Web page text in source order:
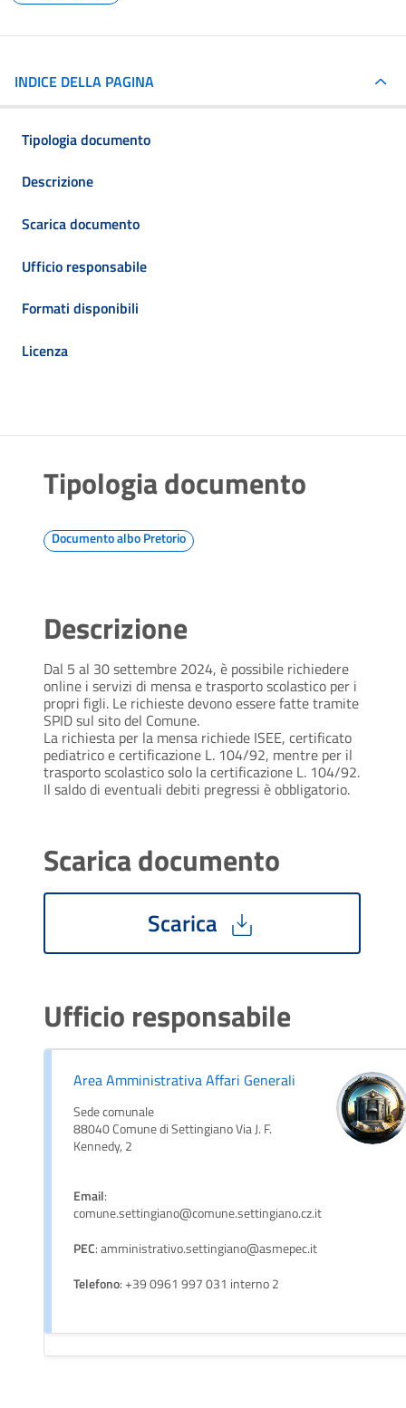
INDICE DELLA PAGINA
Tipologia documento
Descrizione
Scarica documento
Ufficio responsabile
Formati disponibili
Licenza
Tipologia documento
Documento albo Pretorio
Descrizione
Dal 5 al 30 settembre 2024, è possibile richiedere
online i servizi di mensa e trasporto scolastico per i
propri figli. Le richieste devono essere fatte tramite
SPID sul sito del Comune.
La richiesta per la mensa richiede ISEE, certificato
pediatrico e certificazione L. 104/92, mentre per il
trasporto scolastico solo la certificazione L. 104/92.
Il saldo di eventuali debiti pregressi è obbligatorio.
Scarica documento
Scarica
Ufficio responsabile
Area Amministrativa Affari Generali
Sede comunale
88040 Comune di Settingiano Via J. F.
Kennedy, 2
Email:
comune.settingiano@comune.settingiano.cz.it
PEC: amministrativo.settingiano@asmepec.it
Telefono: +39 0961 997 031 interno 2